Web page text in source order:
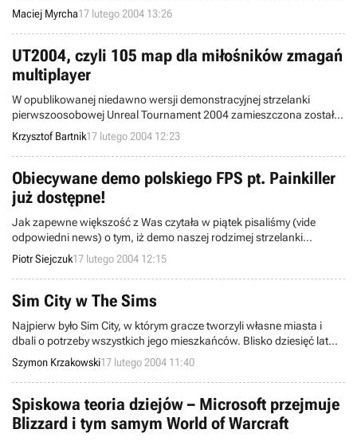
studia Exileworks Games. Ale oprócz zwykłego polowania na
zwierzęta znajdziemy tu także elementy ekonomii, możliwość
zakupu i ulepszania ekwipunku oraz handel.
Maciej Myrcha17 lutego 2004 13:26
UT2004, czyli 105 map dla miłośników zmagań
multiplayer
W opublikowanej niedawno wersji demonstracyjnej strzelanki
pierwszoosobowej Unreal Tournament 2004 zamieszczona została
pełna lista map, na których gracze będą mogli rywalizować po
premierze komercyjnego wydania gry. W sumie, miłośnicy rozgrywki
multiplayer dostaną do dyspozycji aż 105 poziomów (!) – część
przygotowanych całkowicie od podstaw, a także kilkanaście
przerobionych leveli z poprzednich edycji programu.
Krzysztof Bartnik17 lutego 2004 12:23
Obiecywane demo polskiego FPS pt. Painkiller
już dostępne!
Jak zapewne większość z Was czytała w piątek pisaliśmy (vide
odpowiedni news) o tym, iż demo naszej rodzimej strzelanki
pierwszoosobowej noszącej tytuł Painkiller ukaże się w poniedziałek
16 lutego. Tak też się stało. Wczorajszego dnia w godzinach
wieczornych w ogólnoświatowej sieci WWW pojawiła się
demonstracyjna wersja aplikacji pochodząca od programistów z
grupy People Can Fly.
Piotr Siejczuk17 lutego 2004 12:15
Sim City w The Sims
Najpierw było Sim City, w którym gracze tworzyli własne miasta i
dbali o potrzeby wszystkich jego mieszkańców. Blisko dziesięć lat
później na rynku pojawiło się The Sims, gdzie musieliśmy już
zajmować się pojedynczymi „Simami”. O ile wszystkie części Sim City
przyjęły się dobrze i znalazły swoich miłośników, to The Sims pobił
chyba wszystkie możliwe rekordy popularności i sprzedaży.
Pojawiające się doń oficjalne dodatki błyskawicznie zajmowały
najwyższe miejsca na listach bestsellerów, a wszyscy fani czekają
Szymon Krzakowski17 lutego 2004 11:40
Spiskowa teoria dziejów – Microsoft przejmuje
Blizzard i tym samym World of Warcraft